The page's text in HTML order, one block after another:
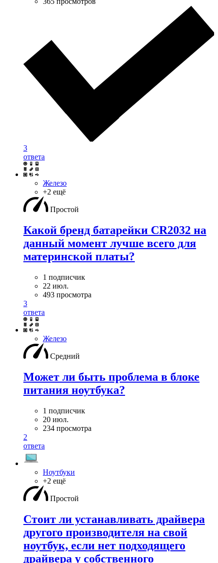
3
ответа
Железо
+2 ещё
Простой
Какой бренд батарейки CR2032 на
данный момент лучше всего для
материнской платы?
1 подписчик
22 июл.
493 просмотра
3
ответа
Железо
Средний
Может ли быть проблема в блоке
питания ноутбука?
1 подписчик
20 июл.
234 просмотра
2
ответа
Ноутбуки
+2 ещё
Простой
Стоит ли устанавливать драйвера
другого производителя на свой
ноутбук, если нет подходящего
драйвера у собственного